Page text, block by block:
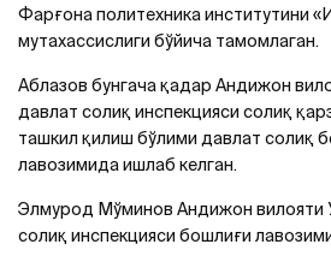
Фарғона политехника институтини
мутахассислиги бўйича тамомлаган.
Аблазов бунгача қадар Андижон
давлат солиқ инспекцияси солиқ
ташкил қилиш бўлими давлат солиқ
лавозимида ишлаб келган.
Элмурод Мўминов Андижон вилояти
солиқ инспекцияси бошлиғи